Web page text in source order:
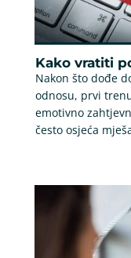
Kako vratiti
Nakon što dođe
odnosu, prvi
emotivno
često osjeća